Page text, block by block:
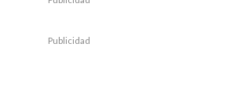
Publicidad